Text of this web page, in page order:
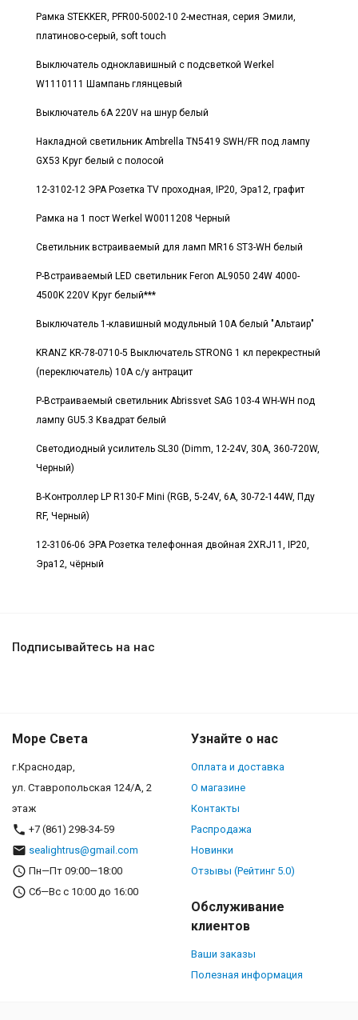
Рамка STEKKER, PFR00-5002-10 2-местная, серия Эмили,
платиново-серый, soft touch
Выключатель одноклавишный с подсветкой Werkel
W1110111 Шампань глянцевый
Выключатель 6A 220V на шнур белый
Накладной светильник Ambrella TN5419 SWH/FR под лампу
GX53 Круг белый с полосой
12-3102-12 ЭРА Розетка TV проходная, IP20, Эра12, графит
Рамка на 1 пост Werkel W0011208 Черный
Светильник встраиваемый для ламп MR16 ST3-WH белый
Р-Встраиваемый LED светильник Feron AL9050 24W 4000-
4500K 220V Круг белый***
Выключатель 1-клавишный модульный 10А белый "Альтаир"
KRANZ KR-78-0710-5 Выключатель STRONG 1 кл перекрестный
(переключатель) 10А с/у антрацит
Р-Встраиваемый светильник Abrissvet SAG 103-4 WH-WH под
лампу GU5.3 Квадрат белый
Светодиодный усилитель SL30 (Dimm, 12-24V, 30A, 360-720W,
Черный)
В-Контроллер LP R130-F Mini (RGB, 5-24V, 6A, 30-72-144W, Пду
RF, Черный)
12-3106-06 ЭРА Розетка телефонная двойная 2XRJ11, IP20,
Эра12, чёрный
Подписывайтесь на нас
Море Света
г.Краснодар,
ул. Ставропольская 124/А, 2
этаж
+7 (861) 298-34-59
sealightrus@gmail.com
Пн—Пт 09:00—18:00
Сб—Вс с 10:00 до 16:00
Узнайте о нас
Оплата и доставка
О магазине
Контакты
Распродажа
Новинки
Отзывы (Рейтинг 5.0)
Обслуживание
клиентов
Ваши заказы
Полезная информация